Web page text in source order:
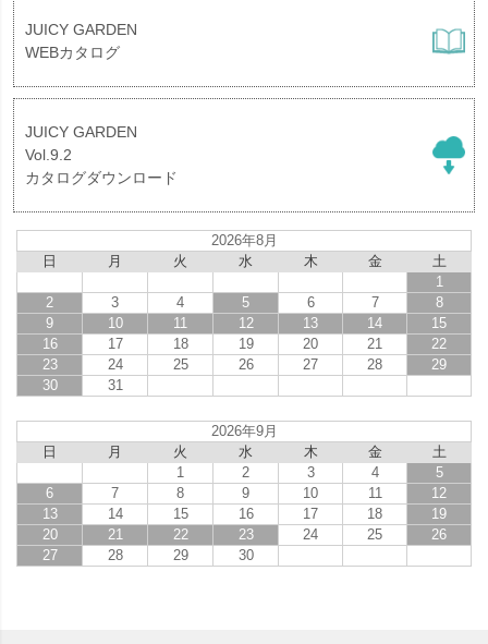
JUICY GARDEN
WEBカタログ
JUICY GARDEN
Vol.9.2
カタログダウンロード
2026年8月
日
月 火 水 木 金
土
1
2
3 4 5 6 7
8
9
10 11 12 13 14
15
16
17 18 19 20 21
22
23
24 25 26 27 28
29
30
31
2026年9月
日
月 火 水 木 金
土
1
2 3 4
5
6
7 8 9 10 11
12
13
14 15 16 17 18
19
20
21 22 23 24 25
26
27
28 29 30